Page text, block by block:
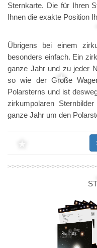
Sternkarte. Die für Ihren
Ihnen die exakte Position
Übrigens bei einem
besonders einfach. Ein
ganze Jahr und zu jeder
so wie der Große
Polarsterns und ist
zirkumpolaren
ganze Jahr um den